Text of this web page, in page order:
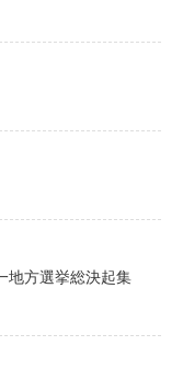
方選挙総決起集